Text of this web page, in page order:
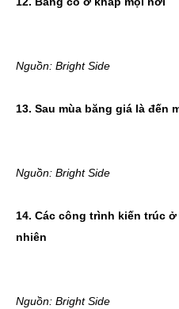
Nguồn: Bright Side
13. Sau mùa băng giá là đến
Nguồn: Bright Side
14. Các công trình kiến trúc
nhiên
Nguồn: Bright Side